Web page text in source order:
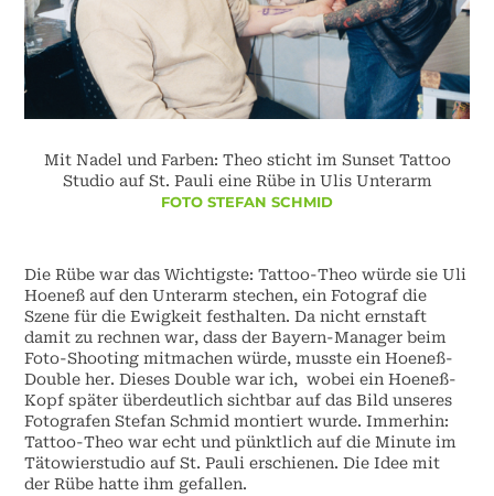
Mit Nadel und Farben: Theo sticht im Sunset Tattoo
Studio auf St. Pauli eine Rübe in Ulis Unterarm
FOTO STEFAN SCHMID
Die Rübe war das Wichtigste: Tattoo-Theo würde sie Uli
Hoeneß auf den Unterarm stechen, ein Fotograf die
Szene für die Ewigkeit festhalten. Da nicht ernstaft
damit zu rechnen war, dass der Bayern-Manager beim
Foto-Shooting mitmachen würde, musste ein Hoeneß-
Double her. Dieses Double war ich, wobei ein Hoeneß-
Kopf später überdeutlich sichtbar auf das Bild unseres
Fotografen Stefan Schmid montiert wurde. Immerhin:
Tattoo-Theo war echt und pünktlich auf die Minute im
Tätowierstudio auf St. Pauli erschienen. Die Idee mit
der Rübe hatte ihm gefallen.